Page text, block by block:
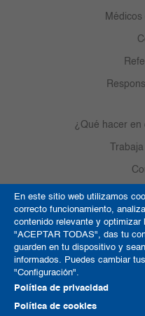
En este sitio web utilizamos
correcto funcionamiento,
contenido relevante y optimizar
"ACEPTAR TODAS", das tu
guarden en tu dispositivo y
informados. Puedes cambiar
"Configuración".
Política de privacidad
Política de cookies
Médicos
¿Qué hacer en